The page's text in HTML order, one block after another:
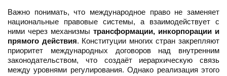
Важно понимать, что международное право не заменяет
национальные правовые системы, а взаимодействует с
ними через механизмы трансформации, инкорпорации и
прямого действия. Конституции многих стран закрепляют
приоритет международных договоров над внутренним
законодательством, что создаёт иерархическую связь
между уровнями регулирования. Однако реализация этого